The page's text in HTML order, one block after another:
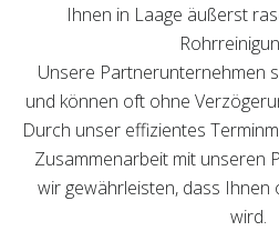
Ihnen in Laage äußerst
Unsere Partnerunternehmen
und können oft ohne
Durch unser effizientes
Zusammenarbeit mit unseren
wir gewährleisten, dass Ihnen
wird.